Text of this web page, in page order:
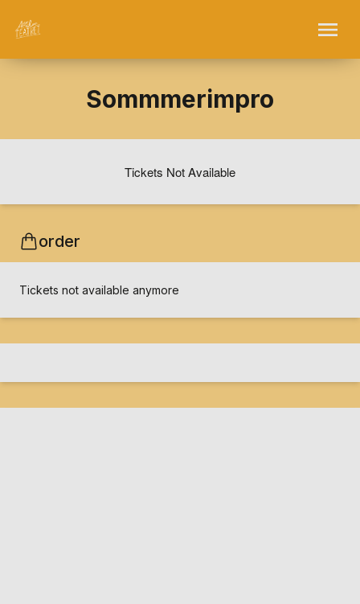
Sommmerimpro
Tickets Not Available
order
Tickets not available anymore